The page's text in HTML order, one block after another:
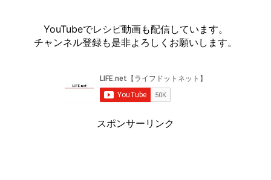
YouTubeでレシピ動画も配信しています。
チャンネル登録も是非よろしくお願いします。
スポンサーリンク